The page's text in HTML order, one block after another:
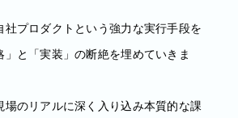
社プロダクトという強力な実行手段を
と「実装」の断絶を埋めていきま
場のリアルに深く入り込み本質的な課